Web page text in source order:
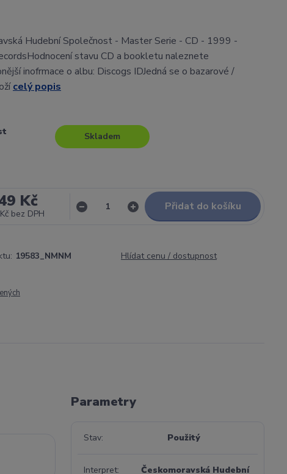
Hudební Společnost - Master Serie - CD - 1999 -
stavu CD a bookletu naleznete
inofrmace o albu: Discogs IDJedná se o bazarové /
celý popis
Skladem
Kč
bez DPH
Přidat do košíku
19583_NMNM Hlídat cenu / dostupnost
Parametry
Stav Použitý
Interpret
Českomoravská Hudební